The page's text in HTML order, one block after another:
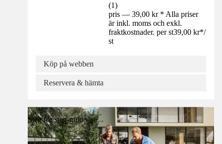
(1)
pris — 39,00 kr * Alla priser
är inkl. moms och exkl.
fraktkostnader. per st39,00 kr*/
st
Köp på webben
Reservera & hämta
Steg för steg-guide